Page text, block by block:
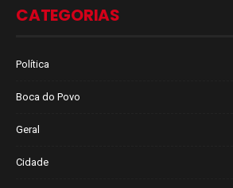
CATEGORIAS
Política
Boca do Povo
Geral
Cidade